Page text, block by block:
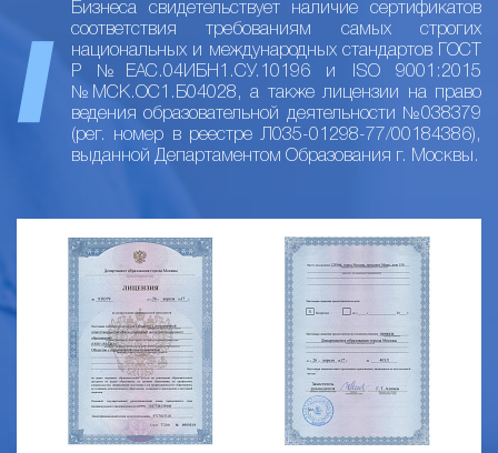
Бизнеса свидетельствует наличие сертификатов
соответствия требованиям самых строгих
национальных и международных стандартов ГОСТ
Р №ЕАС.04ИБН1.СУ.10196 и ISO 9001:2015
№МСК.ОС1.Б04028, а также лицензии на право
ведения образовательной деятельности №038379
(рег. номер в реестре Л035-01298-77/00184386),
выданной Департаментом Образования г. Москвы.